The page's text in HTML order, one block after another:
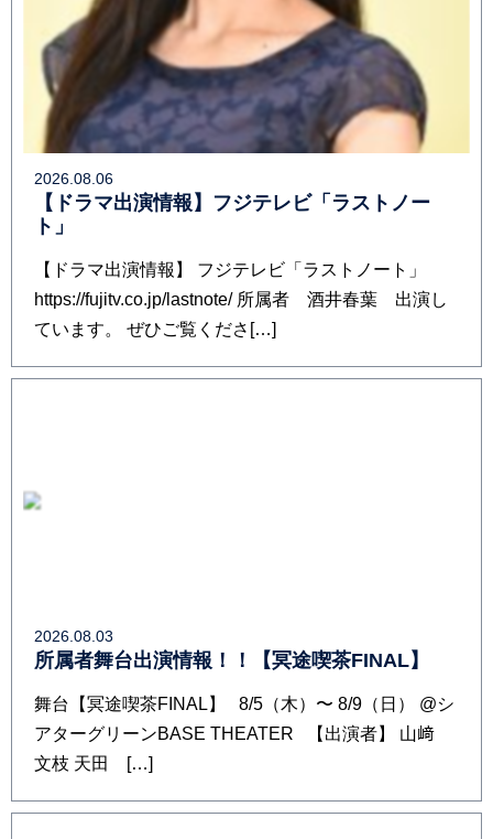
2026.08.06
【ドラマ出演情報】フジテレビ「ラストノー
ト」
【ドラマ出演情報】 フジテレビ「ラストノート」
https://fujitv.co.jp/lastnote/ 所属者 酒井春葉 出演し
ています。 ぜひご覧くださ[…]
2026.08.03
所属者舞台出演情報！！【冥途喫茶FINAL】
舞台【冥途喫茶FINAL】 8/5（木）〜 8/9（日） @シ
アターグリーンBASE THEATER 【出演者】 山﨑
文枝 天田 […]